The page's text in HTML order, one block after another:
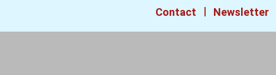
Contact | Newsletter